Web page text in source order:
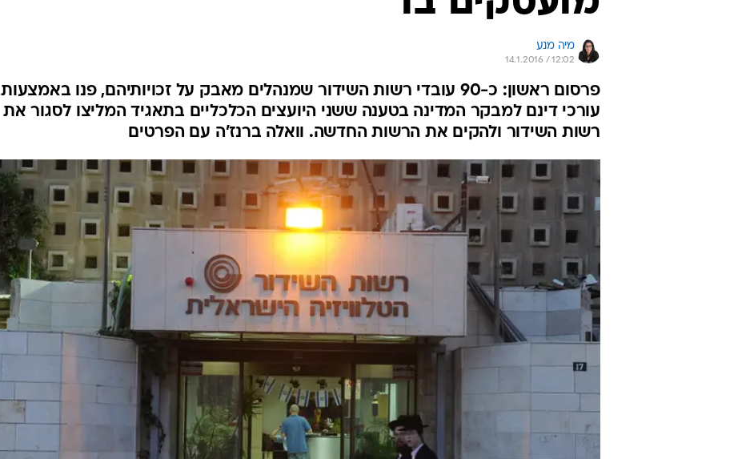
מיה מנע
14.1.2016 / 12:02
פרסום ראשון: כ-90 עובדי רשות השידור שמנהלים מאבק על זכויותיהם, פנו באמצעות
עורכי דינם למבקר המדינה בטענה ששני היועצים הכלכליים בתאגיד המליצו לסגור את
רשות השידור ולהקים את הרשות החדשה. וואלה ברנז'ה עם הפרטים